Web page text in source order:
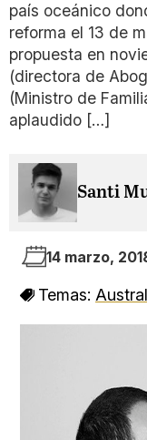
país oceánico
reforma el 13 de
propuesta en
(directora de
(Ministro de
aplaudido […]
Santi
14 marzo,
Temas: